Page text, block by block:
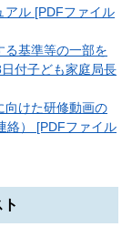
アル [PDFファイル
る基準等の一部を
付子ども家庭局長
向けた研修動画の
絡） [PDFファイル